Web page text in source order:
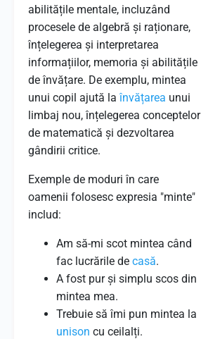
abilitățile mentale, incluzând
procesele de algebră și raționare,
înțelegerea și interpretarea
informațiilor, memoria și abilitățile
de învățare. De exemplu, mintea
unui copil ajută laînvățarea unui
limbaj nou, înțelegerea conceptelor
de matematică și dezvoltarea
gândirii critice.
Exemple de moduri în care
oamenii folosesc expresia "minte"
includ:
Am să-mi scot mintea când
fac lucrările de casă.
A fost pur și simplu scos din
mintea mea.
Trebuie să îmi pun mintea la
unison cu ceilalți.